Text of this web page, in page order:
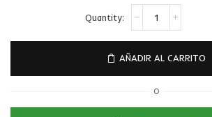
AÑADIR AL CARRITO
O